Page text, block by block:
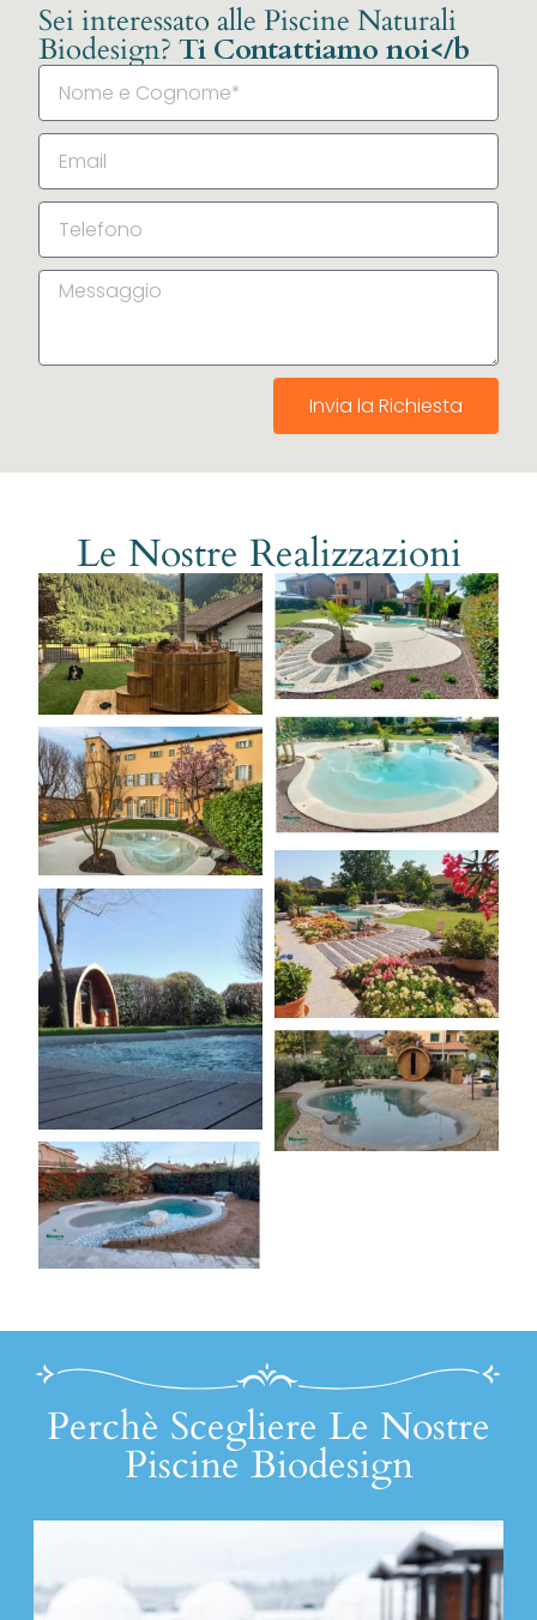
Sei interessato alle Piscine Naturali
Biodesign? Ti Contattiamo noi</b
Invia la Richiesta
Le Nostre Realizzazioni
Perchè Scegliere Le Nostre
Piscine Biodesign